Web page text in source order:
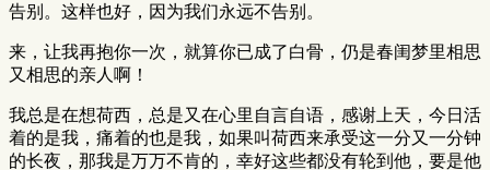
告别。这样也好，因为我们永远不告别。
来，让我再抱你一次，就算你已成了白骨，仍是春闺梦里相思
又相思的亲人啊！
我总是在想荷西，总是又在心里自言自语，感谢上天，今日活
着的是我，痛着的也是我，如果叫荷西来承受这一分又一分钟
的长夜，那我是万万不肯的，幸好这些都没有轮到他，要是他